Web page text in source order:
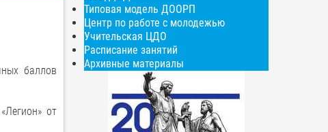
баллов
от
Типовая модель ДООРП
Центр по работе с молодежью
Учительская ЦДО
Расписание занятий
Архивные материалы